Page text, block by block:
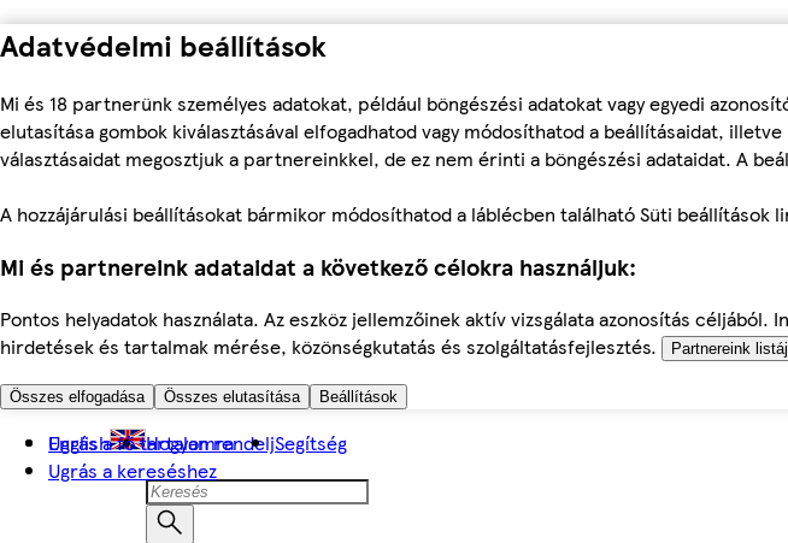
Adatvédelmi beállítások
Mi és 18 partnerünk személyes adatokat, például böngészési adatokat vagy egyedi
elutasítása gombok kiválasztásával elfogadhatod vagy módosíthatod a beállításaidat,
választásaidat megosztjuk a partnereinkkel, de ez nem érinti a böngészési adataidat. A
A hozzájárulási beállításokat bármikor módosíthatod a láblécben található Süti beállítások
Mi és partnereink adataidat a következő célokra használjuk:
Pontos helyadatok használata. Az eszköz jellemzőinek aktív vizsgálata azonosítás
hirdetések és tartalmak mérése, közönségkutatás és szolgáltatásfejlesztés.
Partnereink
Összes elfogadása Összes elutasítása Beállítások
Ugrás a fő tartalomra
Ugrás a kereséshez
English Hogyan rendeljSegítség